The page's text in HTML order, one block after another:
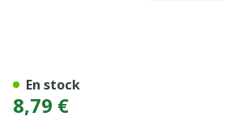
8,79 €
En stock